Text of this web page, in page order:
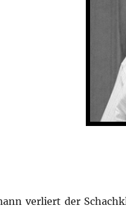
verliert der